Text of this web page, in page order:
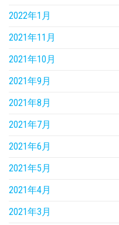
2022年1月
2021年11月
2021年10月
2021年9月
2021年8月
2021年7月
2021年6月
2021年5月
2021年4月
2021年3月